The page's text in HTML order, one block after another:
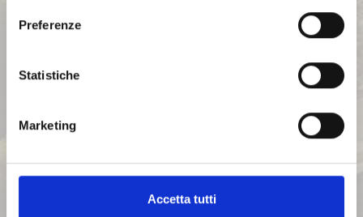
Preferenze
Statistiche
Marketing
Accetta tutti
del Gruppo ASPI.